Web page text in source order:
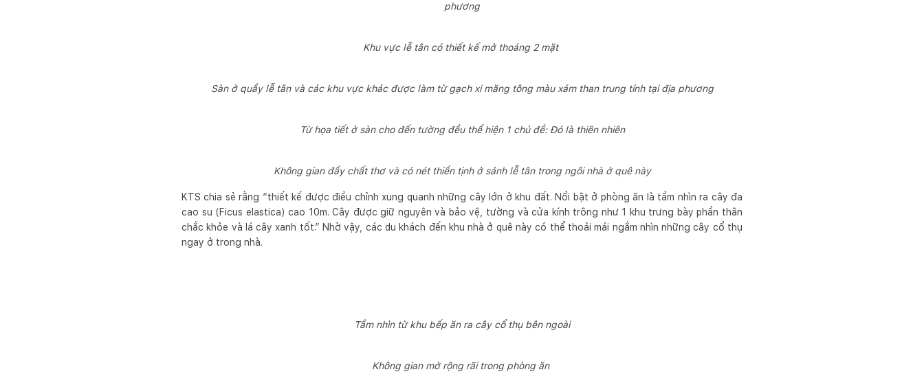
phương
Khu vực lễ tân có thiết kế mở thoáng 2 mặt
Sàn ở quầy lễ tân và các khu vực khác được làm từ gạch xi măng tông màu xám than trung tính tại địa phương
Từ họa tiết ở sàn cho đến tường đều thể hiện 1 chủ đề: Đó là thiên nhiên
Không gian đầy chất thơ và có nét thiền tịnh ở sảnh lễ tân trong ngôi nhà ở quê này
KTS chia sẻ rằng “thiết kế được điều chỉnh xung quanh những cây lớn ở khu đất. Nổi bật ở phòng ăn là tầm nhìn ra cây đa
cao su (Ficus elastica) cao 10m. Cây được giữ nguyên và bảo vệ, tường và cửa kính trông như 1 khu trưng bày phần thân
chắc khỏe và lá cây xanh tốt.” Nhờ vậy, các du khách đến khu nhà ở quê này có thể thoải mái ngắm nhìn những cây cổ thụ
ngay ở trong nhà.
Tầm nhìn từ khu bếp ăn ra cây cổ thụ bên ngoài
Không gian mở rộng rãi trong phòng ăn